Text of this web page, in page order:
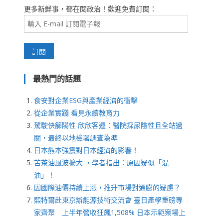
更多新鮮事，都在閱政治！歡迎免費訂閱：
最熱門的話題
食安對企業ESG與產業經濟的衝擊
從企業實踐 看見永續教育力
駕駛快篩陽性 欣欣客運：醫院採尿陰性且全站過
關，最終以地檢署調查為準
日本熊本強震對日本經濟的影響！
苦茶油風波擴大 ，學者指出：原因疑似「混
油」！
因國際油價持續上漲，推升市場對通膨的疑慮？
熙特爾赴東京辦能源技術交流會 臺日產學重磅專
家齊聚 上半年營收狂飆1,508% 日本示範案場上